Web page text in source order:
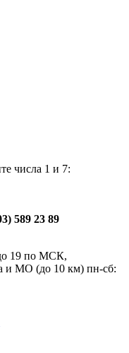
числа 1 и 7:
589 23 89
19 по МСК,
и МО (до 10 км) пн-сб: